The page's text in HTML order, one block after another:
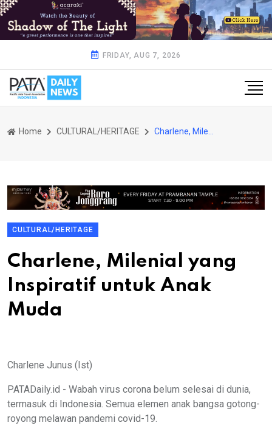
FRIDAY, AUG 7, 2026
Home CULTURAL/HERITAGE Charlene, Milenial yang Inspiratif untuk Anak Muda
CULTURAL/HERITAGE
Charlene, Milenial yang
Inspiratif untuk Anak
Muda
Charlene Junus (Ist)
PATADaily.id - Wabah virus corona belum selesai di dunia,
termasuk di Indonesia. Semua elemen anak bangsa gotong-
royong melawan pandemi covid-19.